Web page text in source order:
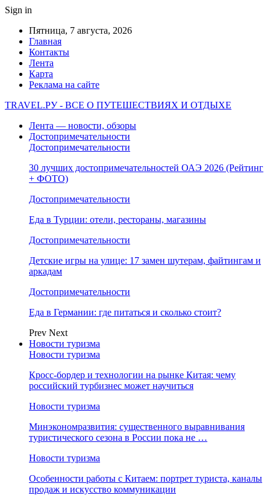
Sign in
Пятница, 7 августа, 2026
Главная
Контакты
Лента
Карта
Реклама на сайте
TRAVEL.РУ - ВСЕ О ПУТЕШЕСТВИЯХ И ОТДЫХЕ
Лента — новости, обзоры
Достопримечательности
Достопримечательности
30 лучших достопримечательностей ОАЭ 2026 (Рейтинг
+ ФОТО)
Достопримечательности
Еда в Турции: отели, рестораны, магазины
Достопримечательности
Детские игры на улице: 17 замен шутерам, файтингам и
аркадам
Достопримечательности
Еда в Германии: где питаться и сколько стоит?
Prev Next
Новости туризма
Новости туризма
Кросс-бордер и технологии на рынке Китая: чему
российский турбизнес может научиться
Новости туризма
Минэкономразвития: существенного выравнивания
туристического сезона в России пока не …
Новости туризма
Особенности работы с Китаем: портрет туриста, каналы
продаж и искусство коммуникации